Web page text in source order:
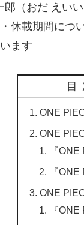
郎（おだ えい
休載期間につ
ます
目
ONE
ONE
『
『
ONE
『